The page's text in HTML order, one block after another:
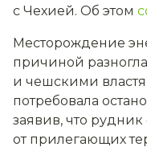
с Чехией. Об этом
Месторождение
причиной
и чешскими
потребовала
заявив, что
от прилегающих